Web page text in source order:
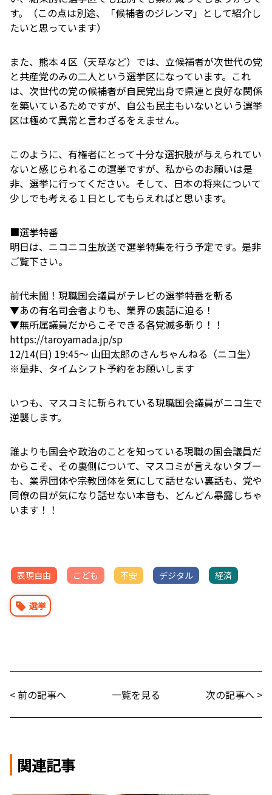
す。（この点は別途、「候補者のジレンマ」として紹介し
たいと思っています）
また、熊本４区（天草など）では、立候補者が次世代の党
と共産党のみの二人という選挙区になっています。これ
は、次世代の党の候補者が自民党出身で県連と良好な関係
を築いているためですが、自公も民主もいないという選挙
区は極めて異常と言わざるをえません。
このように、有権者にとって十分な選択肢が与えられてい
ないと感じられるこの選挙ですが、私からのお願いは是
非、選挙に行ってください。そして、日本の将来について
少しでも考える１日としてもらえればと思います。
■選挙特番
明日は、ニコニコ生放送で選挙特集を行う予定です。是非
ご覧下さい。
前代未聞！現職国会議員がテレビの選挙特番を斬る
▼あの有名司会者よりも、業界の裏話に迫る！
▼無所属議員だからこそできる各党滅多斬り！！
https://taroyamada.jp/sp
12/14(日) 19:45～ 山田太郎のさんちゃんねる（ニコ生）
※是非、タイムシフト予約をお願いします
いつも、マスコミに斬られている現職国会議員がニコ生で
逆襲します。
誰よりも国会や政治のことを知っている現職の国会議員だ
からこそ、その裏側について、マスコミが言えないタブー
も、業界団体や宗教団体を気にして話せない裏話も、党や
同僚の目が気になり話せない本音も、どんどん暴露しちゃ
います！！
表現自由 こども 不安 デジタル 経済
選挙
< 前の記事へ 一覧を見る 次の記事へ >
関連記事